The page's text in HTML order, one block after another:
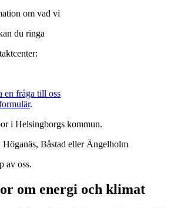
om vad vi
du ringa
en fråga till oss
.
i Helsingborgs kommun.
Båstad eller Ängelholm
av oss.
om energi och klimat